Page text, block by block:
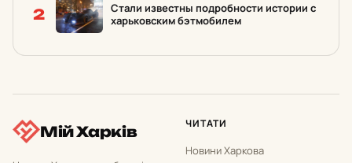
2
Стали известны подробности истории с
харьковским бэтмобилем
Мій Харків ЧИТАТИ
Новини Харкова